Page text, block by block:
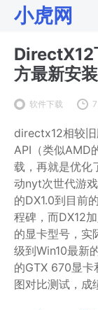
小虎网
方最新安
软件下载
directx12相较
API（类似AMD
载，再就是优化
动nyt次世代游
的DX1.0到目前
程碑，而DX12
的显卡型号，实
级到Win10最新
的GTX 670显
图对比测试，成